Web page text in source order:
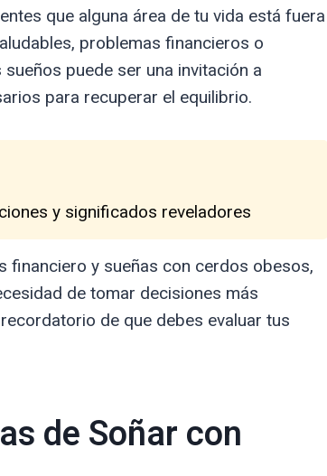
que alguna área de tu vida está fuera
problemas financieros o
puede ser una invitación a
para recuperar el equilibrio.
y significados reveladores
financiero y sueñas con cerdos obesos,
de tomar decisiones más
de que debes evaluar tus
de Soñar con